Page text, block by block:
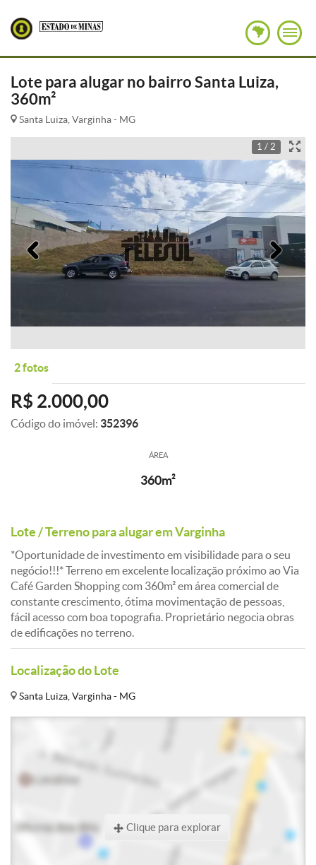
Lote para alugar no bairro Santa Luiza,
360m²
Santa Luiza, Varginha - MG
1 / 2
Anterior
2 fotos
R$ 2.000,00
Código do imóvel: 352396
ÁREA
360m²
Lote / Terreno para alugar em Varginha
*Oportunidade de investimento em visibilidade para o seu
negócio!!!* Terreno em excelente localização próximo ao Via
Café Garden Shopping com 360m² em área comercial de
constante crescimento, ótima movimentação de pessoas,
fácil acesso com boa topografia. Proprietário negocia obras
de edificações no terreno.
Localização do Lote
Santa Luiza, Varginha - MG
Clique para explorar